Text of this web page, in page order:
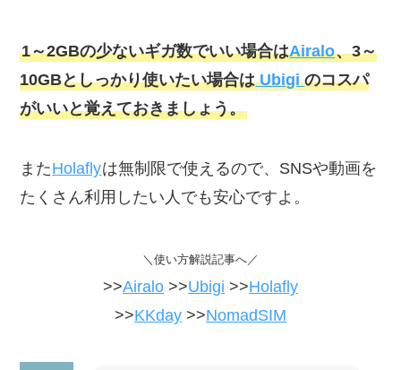
1～2GBの少ないギガ数でいい場合はAiralo、3～
10GBとしっかり使いたい場合はUbigiのコスパ
がいいと覚えておきましょう。
またHolaflyは無制限で使えるので、SNSや動画を
たくさん利用したい人でも安心ですよ。
＼使い方解説記事へ／
>>Airalo >>Ubigi >>Holafly
>>KKday >>NomadSIM